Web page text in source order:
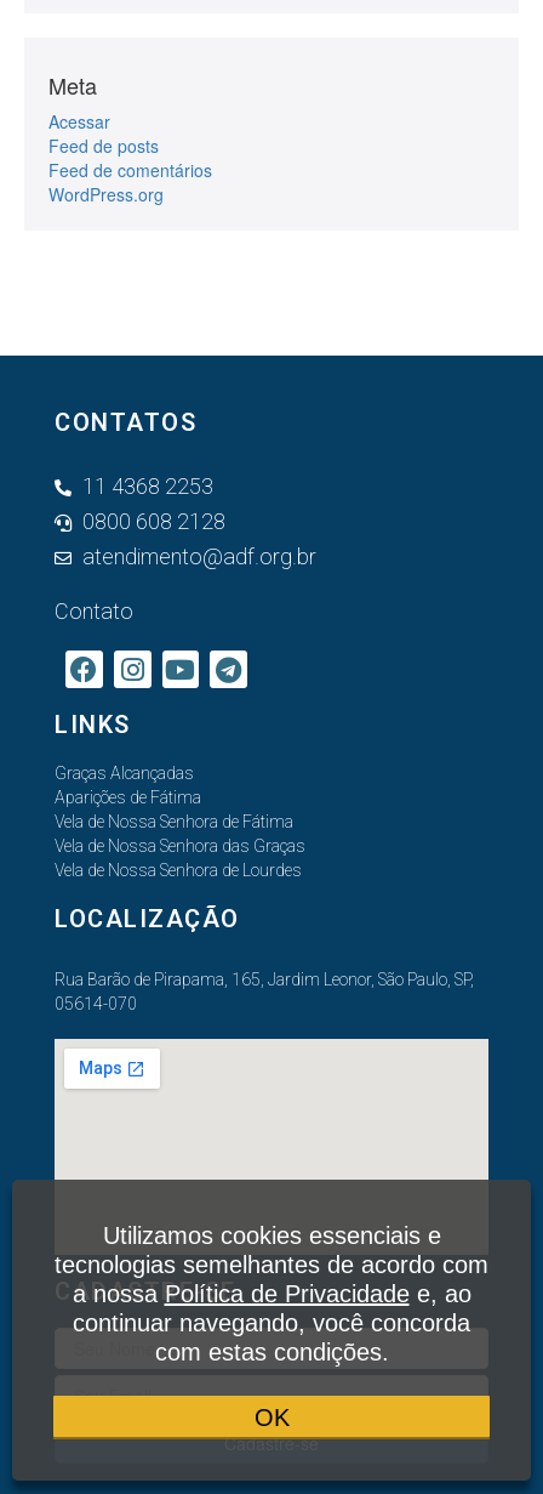
Meta
Acessar
Feed de posts
Feed de comentários
WordPress.org
CONTATOS
11 4368 2253
0800 608 2128
atendimento@adf.org.br
Contato
LINKS
Graças Alcançadas
Aparições de Fátima
Vela de Nossa Senhora de Fátima
Vela de Nossa Senhora das Graças
Vela de Nossa Senhora de Lourdes
LOCALIZAÇÃO
Rua Barão de Pirapama, 165, Jardim Leonor, São Paulo, SP,
05614-070
CADASTRE-SE
Cadastre-se
Utilizamos cookies essenciais e
tecnologias semelhantes de acordo com
a nossaPolítica de Privacidadee, ao
continuar navegando, você concorda
com estas condições.
OK